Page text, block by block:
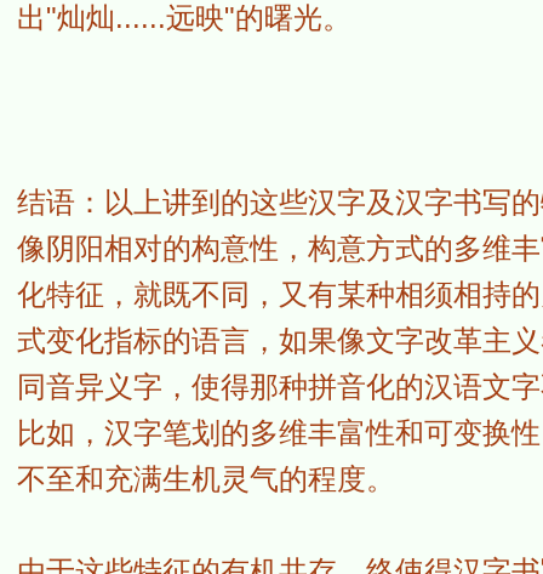
出"灿灿......远映"的曙光。
结语：以上讲到的这些汉字及汉字书写
像阴阳相对的构意性，构意方式的多维
化特征，就既不同，又有某种相须相持
式变化指标的语言，如果像文字改革主
同音异义字，使得那种拼音化的汉语文
比如，汉字笔划的多维丰富性和可变换
不至和充满生机灵气的程度。